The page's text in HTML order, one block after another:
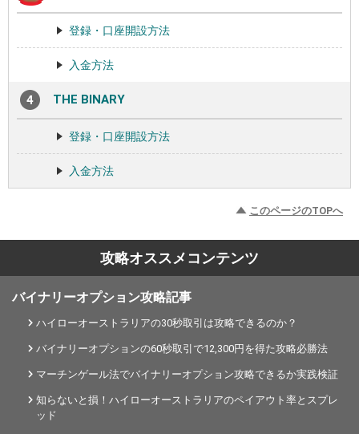
登録・口座開設方法
入金方法
THE BINARY
登録・口座開設方法
入金方法
このページのTOPへ
攻略オススメコンテンツ
バイナリーオプション攻略記事
ハイローオーストラリアの30秒取引は攻略できるのか？
バイナリーオプションの60秒取引で12,300円を得た攻略必勝法
マーチンゲール法でバイナリーオプション攻略できるか実践検証
知らないと損！ハイローオーストラリアのペイアウト率とスプレ
ッド